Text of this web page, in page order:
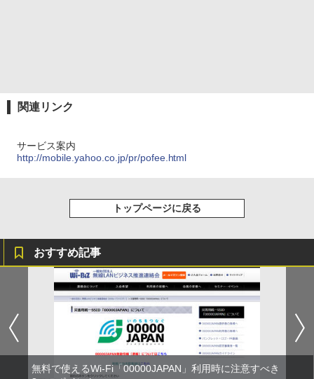
関連リンク
サービス案内
http://mobile.yahoo.co.jp/pr/pofee.html
トップページに戻る
おすすめ記事
無料で使えるWi-Fi「00000JAPAN」利用時に注意すべき